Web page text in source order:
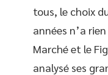
tous, le choix
années n’a
Marché et le
analysé ses